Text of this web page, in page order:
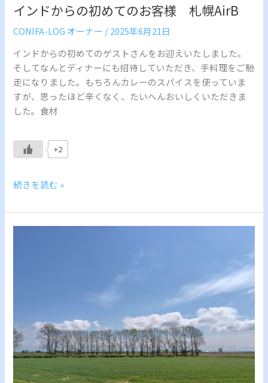
インドからの初めてのお客様 札幌AirB
CONIFA-LOG オーナー /2025年6月21日
インドからの初めてのゲストさんをお迎えいたしました。
そしてなんとディナーにも招待していただき、手料理をご馳
走になりました。もちろんカレーのスパイスを使っていま
すが、思ったほど辛くなく、たいへんおいしくいただきま
した。食材
+2
続きを読む »
ブ
す
る
Hokkaido